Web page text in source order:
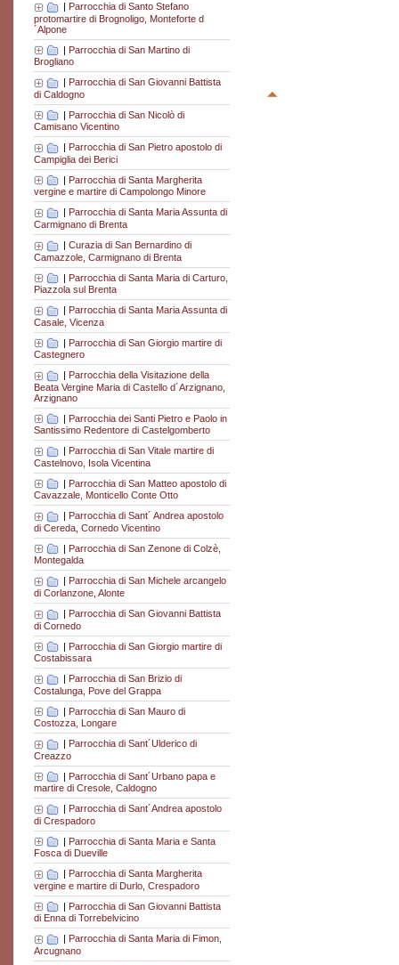
| Parrocchia di Santo Stefano
protomartire di Brognoligo, Monteforte d
´Alpone
| Parrocchia di San Martino di
Brogliano
Parrocchia di San Giovanni Battista
di Caldogno
| Parrocchia di San Nicolò di
Camisano Vicentino
Parrocchia di San Pietro apostolo di
Campiglia dei Berici
| Parrocchia di Santa Margherita
vergine e martire di Campolongo Minore
Parrocchia di Santa Maria Assunta di
Carmignano di Brenta
| Curazia di San Bernardino di
Camazzole, Carmignano di Brenta
| Parrocchia di Santa Maria di Carturo,
Piazzola sul Brenta
| Parrocchia di Santa Maria Assunta di
Casale, Vicenza
| Parrocchia di San Giorgio martire di
Castegnero
| Parrocchia della Visitazione della
Beata Vergine Maria di Castello d´Arzignano,
Arzignano
| Parrocchia dei Santi Pietro e Paolo in
Santissimo Redentore di Castelgomberto
Parrocchia di San Vitale martire di
Castelnovo, Isola Vicentina
| Parrocchia di San Matteo apostolo di
Cavazzale, Monticello Conte Otto
Parrocchia di Sant´ Andrea apostolo
di Cereda, Cornedo Vicentino
| Parrocchia di San Zenone di Colzè,
Montegalda
Parrocchia di San Michele arcangelo
di Corlanzone, Alonte
| Parrocchia di San Giovanni Battista
di Cornedo
| Parrocchia di San Giorgio martire di
Costabissara
| Parrocchia di San Brizio di
Costalunga, Pove del Grappa
| Parrocchia di San Mauro di
Costozza, Longare
Parrocchia di Sant´Ulderico di
Creazzo
| Parrocchia di Sant´Urbano papa e
martire di Cresole, Caldogno
Parrocchia di Sant´Andrea apostolo
di Crespadoro
| Parrocchia di Santa Maria e Santa
Fosca di Dueville
Parrocchia di Santa Margherita
vergine e martire di Durlo, Crespadoro
| Parrocchia di San Giovanni Battista
di Enna di Torrebelvicino
Parrocchia di Santa Maria di Fimon,
Arcugnano